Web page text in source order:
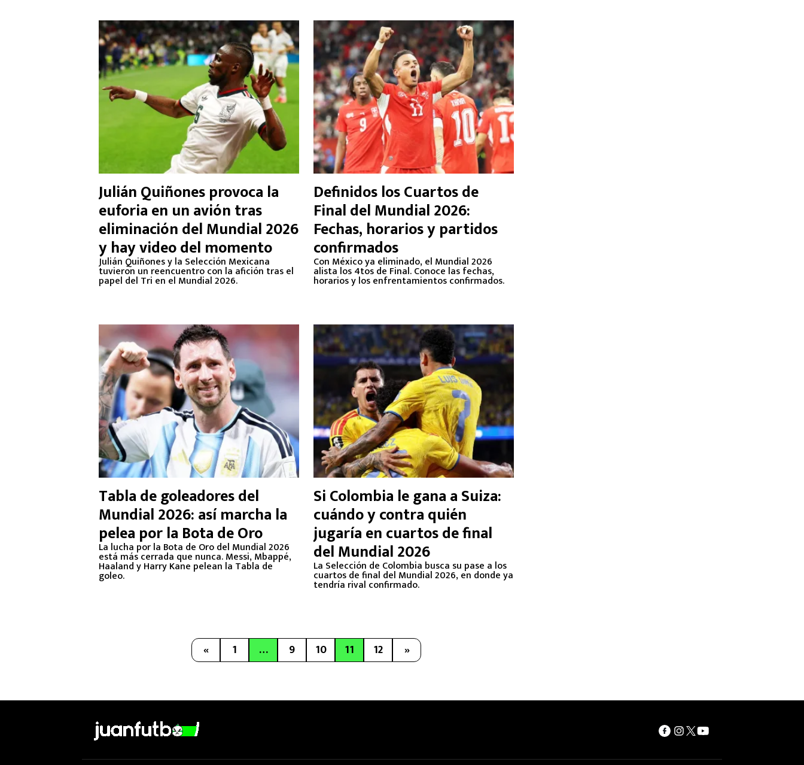
Julián Quiñones provoca la
euforia en un avión tras
eliminación del Mundial 2026
y hay video del momento
Julián Quiñones y la Selección Mexicana
tuvieron un reencuentro con la afición tras el
papel del Tri en el Mundial 2026.
Definidos los Cuartos de
Final del Mundial 2026:
Fechas, horarios y partidos
confirmados
Con México ya eliminado, el Mundial 2026
alista los 4tos de Final. Conoce las fechas,
horarios y los enfrentamientos confirmados.
Tabla de goleadores del
Mundial 2026: así marcha la
pelea por la Bota de Oro
La lucha por la Bota de Oro del Mundial 2026
está más cerrada que nunca. Messi, Mbappé,
Haaland y Harry Kane pelean la Tabla de
goleo.
Si Colombia le gana a Suiza:
cuándo y contra quién
jugaría en cuartos de final
del Mundial 2026
La Selección de Colombia busca su pase a los
cuartos de final del Mundial 2026, en donde ya
tendría rival confirmado.
« 1 … 9 10 11 12 »